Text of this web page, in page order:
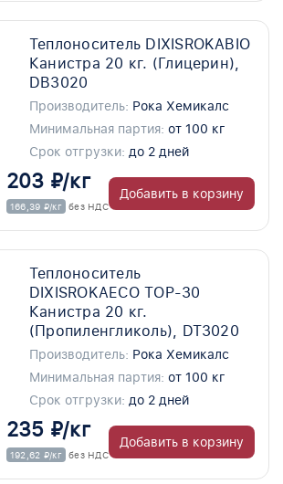
Теплоноситель DIXISROKABIO
Канистра 20 кг. (Глицерин),
DB3020
Производитель: Рока Хемикалс
Минимальная партия: от 100 кг
Срок отгрузки: до 2 дней
203 ₽/кг
166,39 ₽/кг без НДС
Добавить в корзину
Теплоноситель
DIXISROKAECO TOP-30
Канистра 20 кг.
(Пропиленгликоль), DT3020
Производитель: Рока Хемикалс
Минимальная партия: от 100 кг
Срок отгрузки: до 2 дней
235 ₽/кг
192,62 ₽/кг без НДС
Добавить в корзину